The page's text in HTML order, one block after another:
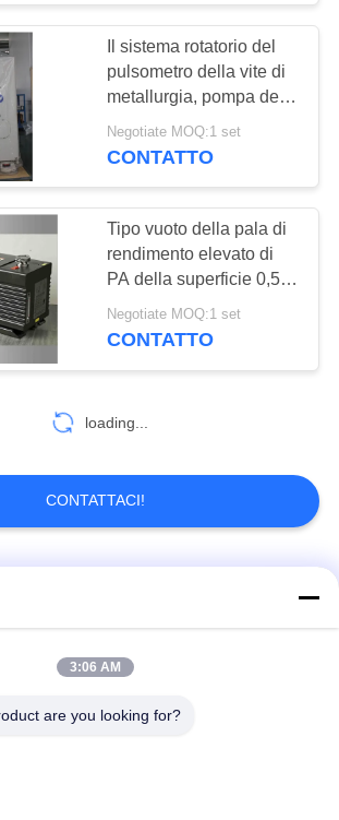
Il sistema rotatorio del
pulsometro della vite di
metallurgia, pompa della
protezione GSD120 un ³
/h da 600 m. asciuga il
Negotiate MOQ:1 set
CONTATTO
Tipo vuoto della pala di
rendimento elevato di
PA della superficie 0,5
della pittura del
pulsometro ultimo
Negotiate MOQ:1 set
CONTATTO
loading...
CONTATTACI!
popolari
Pulsometro del rotolo
3:06 AM
are you looking for?